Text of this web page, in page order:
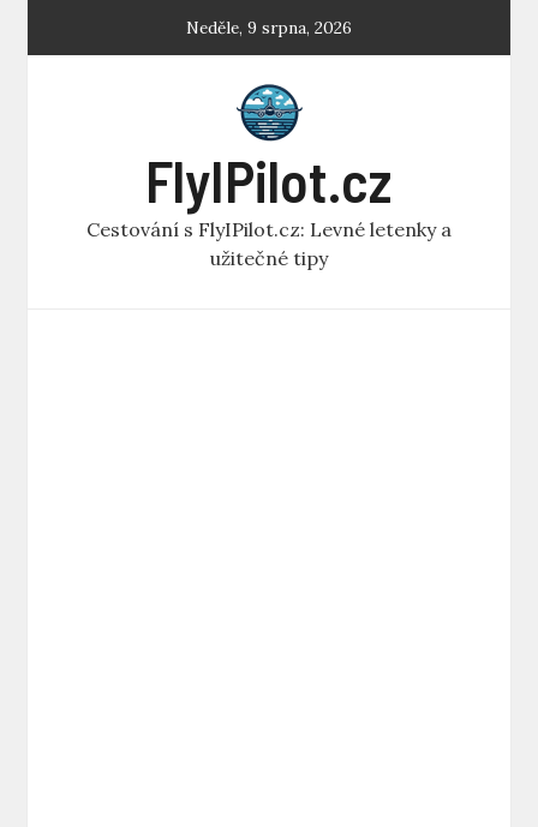
Neděle, 9 srpna, 2026
FlyIPilot.cz
Cestování s FlyIPilot.cz: Levné letenky a
užitečné tipy